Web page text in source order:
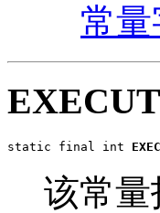
常
static final int
该常